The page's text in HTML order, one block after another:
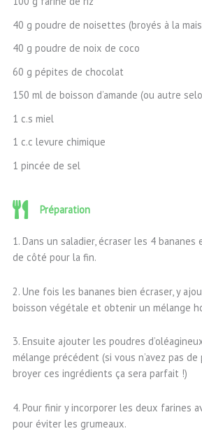
40 g poudre de noisettes (broyés à la
40 g poudre de noix de coco
60 g pépites de chocolat
150 ml de boisson d’amande (ou autre
1 c.s miel
1 c.c levure chimique
1 pincée de sel
Préparation
1. Dans un saladier, écraser les 4
de côté pour la fin.
2. Une fois les bananes bien écraser, y
boisson végétale et obtenir un mélange
3. Ensuite ajouter les poudres
mélange précédent (si vous n’avez pas
broyer ces ingrédients ça sera parfait !)
4. Pour finir y incorporer les deux farines
pour éviter les grumeaux.